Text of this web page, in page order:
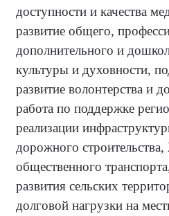
доступности и качества
развитие общего,
дополнительного и
культуры и духовности,
развитие волонтерства и
работа по поддержке
реализации
дорожного
общественного
развития сельских
долговой нагрузки на